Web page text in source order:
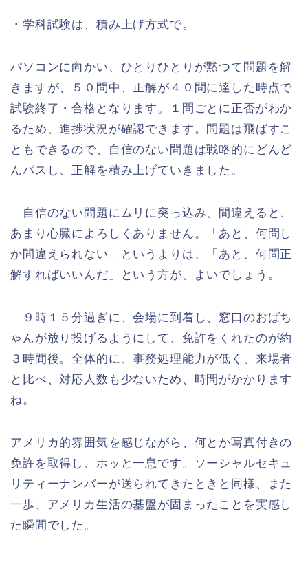
・学科試験は、積み上げ方式で。
パソコンに向かい、ひとりひとりが黙つて問題を解
きますが、５０問中、正解が４０問に達した時点で
試験終了・合格となります。１問ごとに正否がわか
るため、進捗状況が確認できます。問題は飛ばすこ
ともできるので、自信のない問題は戦略的にどんど
んパスし、正解を積み上げていきました。
自信のない問題にムリに突っ込み、間違えると、
あまり心臓によろしくありません。「あと、何問し
か間違えられない」というよりは、「あと、何問正
解すればいいんだ」という方が、よいでしょう。
９時１５分過ぎに、会場に到着し、窓口のおばち
ゃんが放り投げるようにして、免許をくれたのが約
３時間後。全体的に、事務処理能力が低く、来場者
と比べ、対応人数も少ないため、時間がかかります
ね。
アメリカ的雰囲気を感じながら、何とか写真付きの
免許を取得し、ホッと一息です。ソーシャルセキュ
リティーナンバーが送られてきたときと同様、また
一歩、アメリカ生活の基盤が固まったことを実感し
た瞬間でした。